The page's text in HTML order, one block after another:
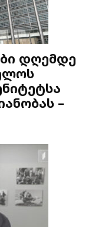
დღემდე
–